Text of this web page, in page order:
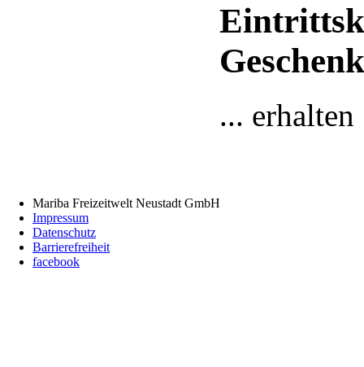
...
Mariba Freizeitwelt Neustadt GmbH
Impressum
Datenschutz
Barrierefreiheit
facebook